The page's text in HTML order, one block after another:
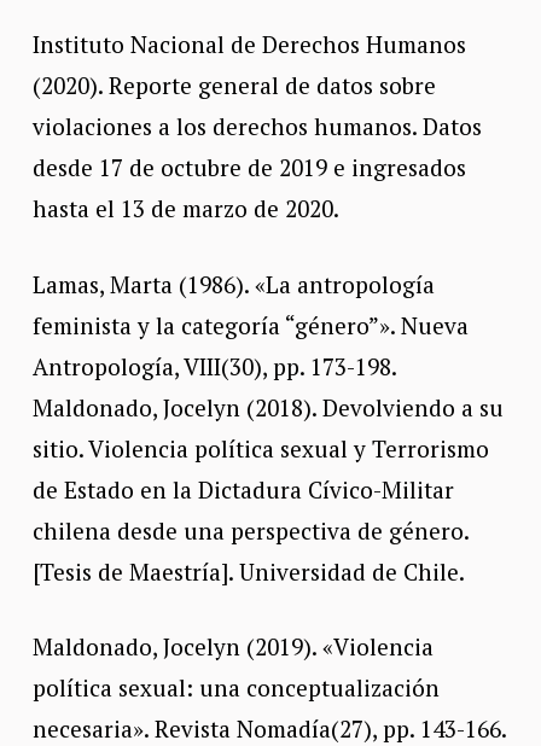
Instituto Nacional de Derechos Humanos
(2020). Reporte general de datos sobre
violaciones a los derechos humanos. Datos
desde 17 de octubre de 2019 e ingresados
hasta el 13 de marzo de 2020.
Lamas, Marta (1986). «La antropología
feminista y la categoría “género”». Nueva
Antropología, VIII(30), pp. 173-198.
Maldonado, Jocelyn (2018). Devolviendo a su
sitio. Violencia política sexual y Terrorismo
de Estado en la Dictadura Cívico-Militar
chilena desde una perspectiva de género.
[Tesis de Maestría]. Universidad de Chile.
Maldonado, Jocelyn (2019). «Violencia
política sexual: una conceptualización
necesaria». Revista Nomadía(27), pp. 143-166.